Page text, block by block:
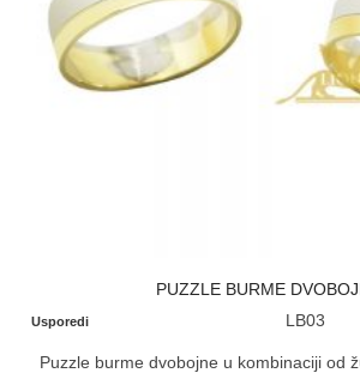
PUZZLE BURME
Usporedi LB03
Puzzle burme dvobojne u kombinaciji od